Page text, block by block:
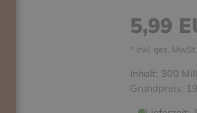
5,99
* inkl. ges. MwSt.
Inhalt: 300
Grundpreis: